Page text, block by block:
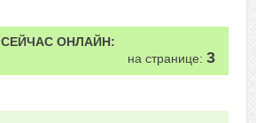
СЕЙЧАС ОНЛАЙН:
на странице: 3